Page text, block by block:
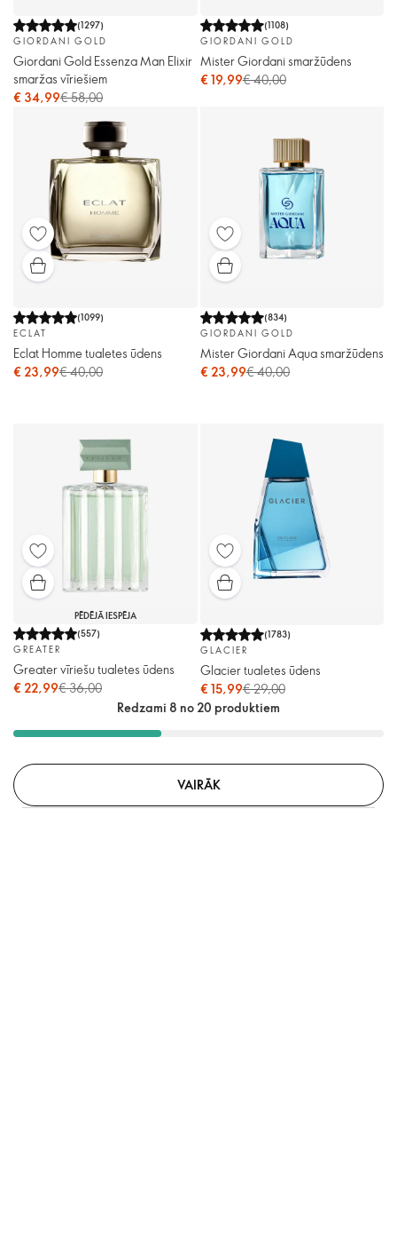
(1297)
GIORDANI GOLD
Giordani Gold Essenza Man Elixir
smaržas vīriešiem
€ 34,99€ 58,00
(1108)
GIORDANI GOLD
Mister Giordani smaržūdens
€ 19,99€ 40,00
(1099)
ECLAT
Eclat Homme tualetes ūdens
€ 23,99€ 40,00
(834)
GIORDANI GOLD
Mister Giordani Aqua smaržūdens
€ 23,99€ 40,00
PĒDĒJĀ IESPĒJA
(557)
GREATER
Greater vīriešu tualetes ūdens
€ 22,99€ 36,00
(1783)
GLACIER
Glacier tualetes ūdens
€ 15,99€ 29,00
Redzami 8 no 20 produktiem
VAIRĀK